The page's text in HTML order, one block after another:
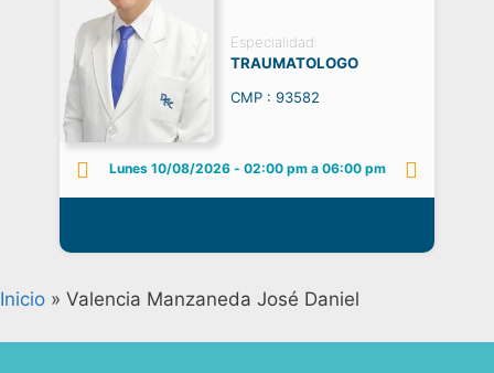
Especialidad:
TRAUMATOLOGO
CMP : 93582
Lunes 10/08/2026- 02:00 pm a 06:00 pm
Inicio » Valencia Manzaneda José Daniel